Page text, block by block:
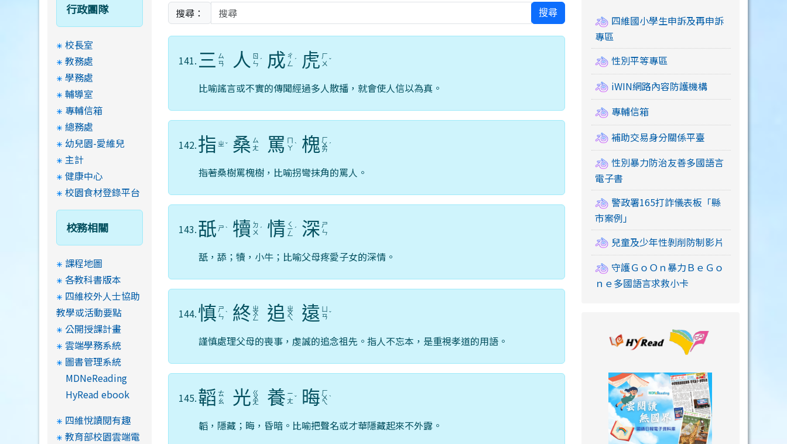
搜尋： 搜尋
141. 三 ㄙ
ㄢ
人 ㄖ
ㄣ ˊ 成 ㄔ
ㄥ ˊ 虎 ㄏ
ㄨ ˇ
比喻謠言或不實的傳聞經過多人散播，就會使人信以為真。
142.指 ㄓ ˇ 桑 ㄙ
ㄤ
罵 ㄇ
ㄚ ˋ 槐 ㄏ
ㄨ
ㄞ
ˊ
指著桑樹罵槐樹，比喻拐彎抹角的罵人。
143.舐 ㄕ ˋ 犢 ㄉ
ㄨ ˊ 情 ㄑ
ㄧ
ㄥ
ˊ 深 ㄕ
ㄣ
舐，舔；犢，小牛；比喻父母疼愛子女的深情。
144.慎 ㄕ
ㄣ ˋ 終 ㄓ
ㄨ
ㄥ 追 ㄓ
ㄨ
ㄟ 遠 ㄢ ˇ
謹慎處理父母的喪事，虔誠的追念祖先。指人不忘本，是重視孝道的用語。
145.韜 ㄊ
ㄠ
光 ㄍ
ㄨ
ㄤ 養 ㄧ
ㄤ ˇ 晦 ㄏ
ㄨ
ㄟ
ˋ
韜，隱藏；晦，昏暗。比喻把聲名或才華隱藏起來不外露。
行政團隊
校長室
教務處
學務處
輔導室
專輔信箱
總務處
幼兒園-愛維兒
主計
健康中心
校園食材登錄平台
校務相關
課程地圖
各教科書版本
四維校外人士協助
教學或活動要點
公開授課計畫
雲端學務系統
圖書管理系統
MDNeReading
HyRead ebook
四維悅讀閱有趣
教育部校園雲端電
四維國小學生申訴及再申訴
專區
性別平等專區
iWIN網路內容防護機構
專輔信箱
補助交易身分關係平臺
性別暴力防治友善多國語言
電子書
警政署165打詐儀表板「縣
市案例」
兒童及少年性剝削防制影片
守護ＧｏＯｎ暴力ＢｅＧｏ
ｎｅ多國語言求救小卡